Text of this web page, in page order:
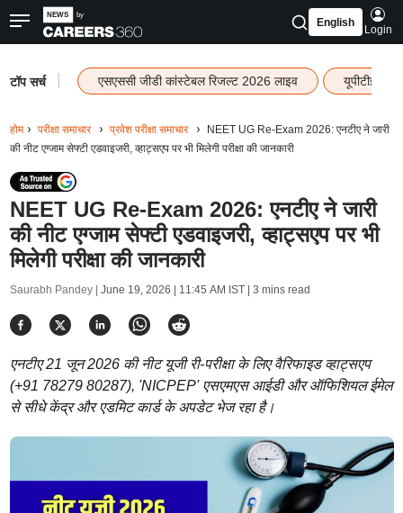
English
Login
टॉप सर्च एसएससी जीडी कांस्टेबल रिजल्ट 2026 लाइव यूपीटीईटी
होम परीक्षा समाचार प्रवेश परीक्षा समाचार
NEET UG Re-Exam 2026: एनटीए ने जारी
की नीट एग्जाम सेफ्टी एडवाइजरी, व्हाट्सएप पर भी मिलेगी परीक्षा की जानकारी
NEET UG Re-Exam 2026: एनटीए ने जारी
की नीट एग्जाम सेफ्टी एडवाइजरी, व्हाट्सएप पर भी
मिलेगी परीक्षा की जानकारी
Saurabh Pandey | June 19, 2026 | 11:45 AM IST| 3 mins read
एनटीए 21 जून 2026 की नीट यूजी री-परीक्षा के लिए वैरिफाइड व्हाट्सएप
(+91 78279 80287), 'NICPEP' एसएमएस आईडी और ऑफिशियल ईमेल
से सीधे केंद्र और एडमिट कार्ड के अपडेट भेज रहा है।